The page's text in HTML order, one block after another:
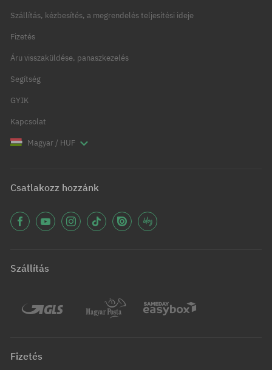
Szállítás, kézbesítés, a megrendelés teljesítési ideje
Fizetés
Áru visszaküldése, panaszkezelés
Segítség
GYIK
Kapcsolat
Magyar / HUF
Csatlakozz hozzánk
Szállítás
Fizetés